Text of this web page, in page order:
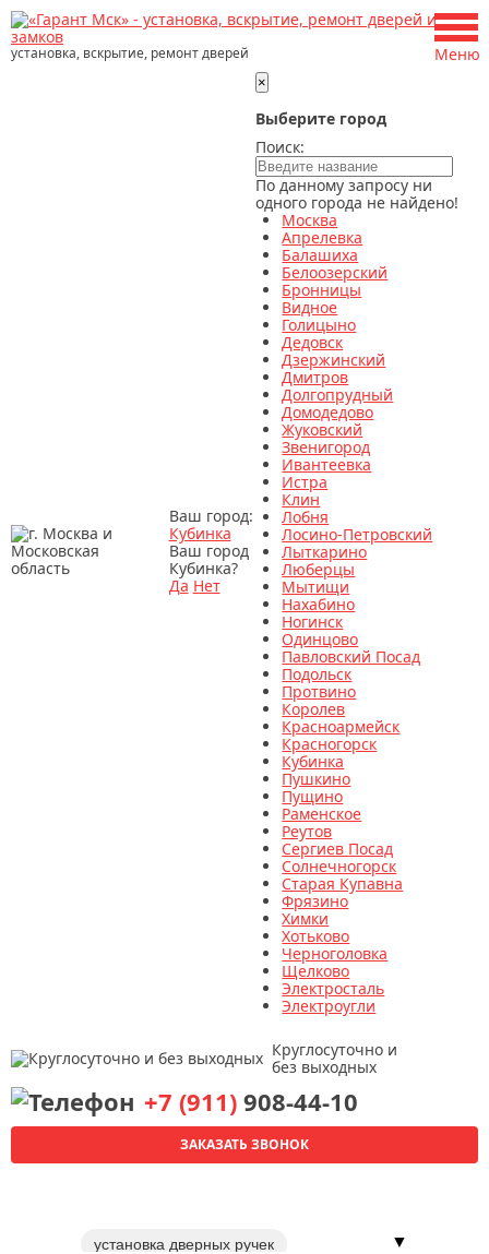
установка, вскрытие, ремонт дверей
Ваш город:
Кубинка
Ваш город
Кубинка?
Да Нет
×
Выберите город
Поиск:
По данному запросу ни
одного города не найдено!
Москва
Апрелевка
Балашиха
Белоозерский
Бронницы
Видное
Голицыно
Дедовск
Дзержинский
Дмитров
Долгопрудный
Домодедово
Жуковский
Звенигород
Ивантеевка
Истра
Клин
Лобня
Лосино-Петровский
Лыткарино
Люберцы
Мытищи
Нахабино
Ногинск
Одинцово
Павловский Посад
Подольск
Протвино
Королев
Красноармейск
Красногорск
Кубинка
Пушкино
Пущино
Раменское
Реутов
Сергиев Посад
Солнечногорск
Старая Купавна
Фрязино
Химки
Хотьково
Черноголовка
Щелково
Электросталь
Электроугли
Круглосуточно и
без выходных
+7 (911) 908-44-10
ЗАКАЗАТЬ ЗВОНОК
Меню
установка дверных ручек
▼